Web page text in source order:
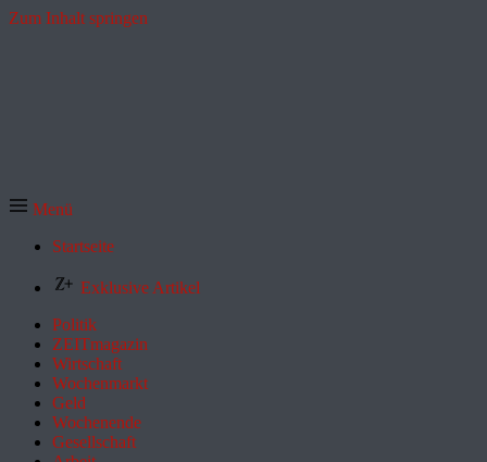
Zum Inhalt springen
Menü
Startseite
Exklusive Artikel
Politik
ZEITmagazin
Wirtschaft
Wochenmarkt
Geld
Wochenende
Gesellschaft